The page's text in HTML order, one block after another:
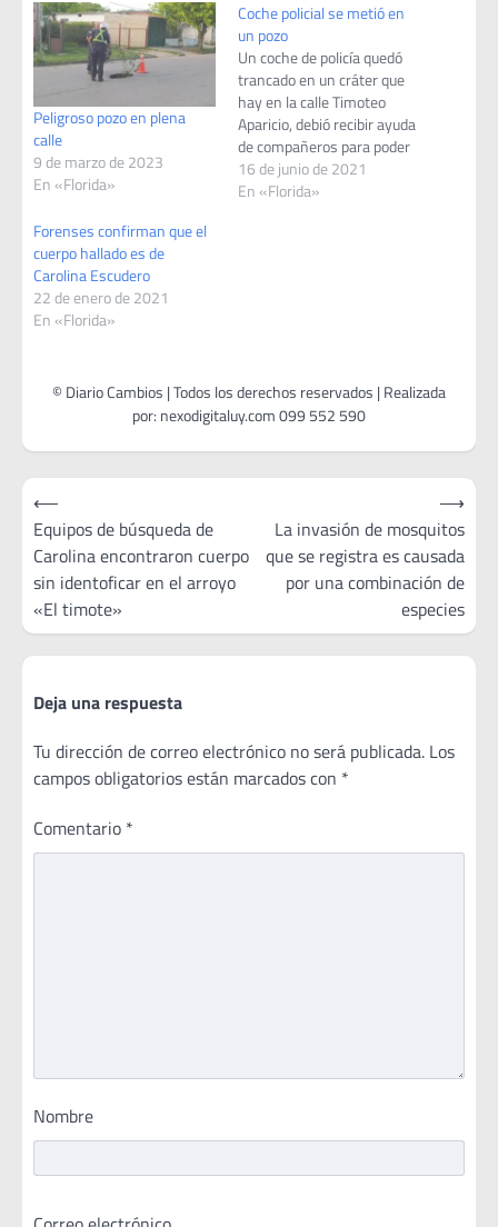
Peligroso pozo en plena
calle
9 de marzo de 2023
En «Florida»
Coche policial se metió en
un pozo
Un coche de policía quedó
trancado en un cráter que
hay en la calle Timoteo
Aparicio, debió recibir ayuda
de compañeros para poder
sacarlos. Hay calles que
están en mal estado, pero
16 de junio de 2021
En «Florida»
Forenses confirman que el
cuerpo hallado es de
Carolina Escudero
22 de enero de 2021
En «Florida»
Navegación
de
entradas
⟵
Equipos de búsqueda de
Carolina encontraron cuerpo
sin identoficar en el arroyo
«El timote»
La invasión de mosquitos
que se registra es causada
por una combinación de
especies
⟶
Deja una respuesta
Tu dirección de correo electrónico no será publicada. Los
campos obligatorios están marcados con *
Comentario *
Nombre